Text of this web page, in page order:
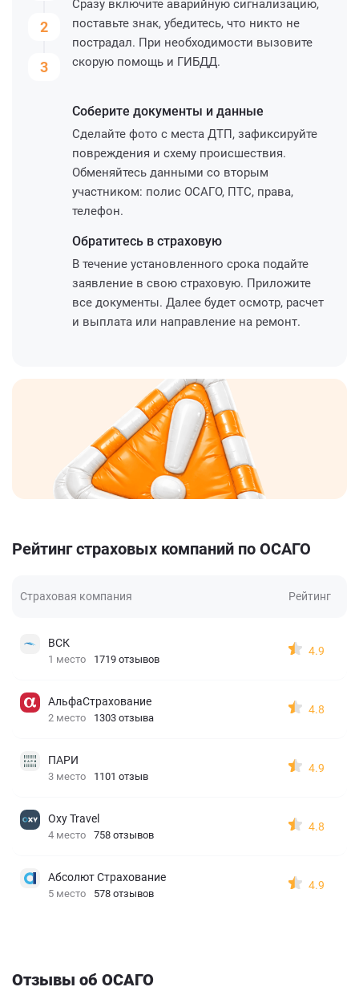
2
3
Сразу включите аварийную сигнализацию,
поставьте знак, убедитесь, что никто не
пострадал. При необходимости вызовите
скорую помощь и ГИБДД.
Соберите документы и данные
Сделайте фото с места ДТП, зафиксируйте
повреждения и схему происшествия.
Обменяйтесь данными со вторым
участником: полис ОСАГО, ПТС, права,
телефон.
Обратитесь в страховую
В течение установленного срока подайте
заявление в свою страховую. Приложите
все документы. Далее будет осмотр, расчет
и выплата или направление на ремонт.
Рейтинг страховых компаний по ОСАГО
Страховая компания Рейтинг
ВСК
1 место 1719 отзывов
4.9
АльфаСтрахование
2 место 1303 отзыва
4.8
ПАРИ
3 место 1101 отзыв
4.9
Oxy Travel
4 место 758 отзывов
4.8
Абсолют Страхование
5 место 578 отзывов
4.9
Отзывы об ОСАГО